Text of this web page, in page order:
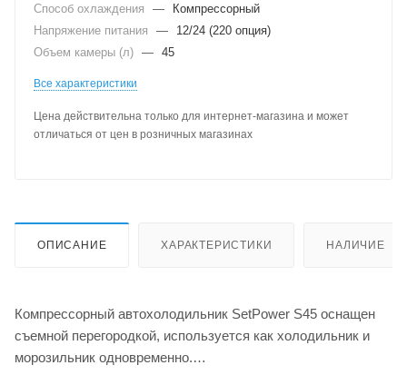
Способ охлаждения —
Компрессорный
Напряжение питания
—
12/24 (220 опция)
Объем камеры (л) — 45
Все характеристики
Цена действительна только для интернет-магазина и может
отличаться от цен в розничных магазинах
ОПИСАНИЕ ХАРАКТЕРИСТИКИ НАЛИЧИЕ
Компрессорный автохолодильник SetPower S45 оснащен
съемной перегородкой, используется как холодильник и
морозильник одновременно.